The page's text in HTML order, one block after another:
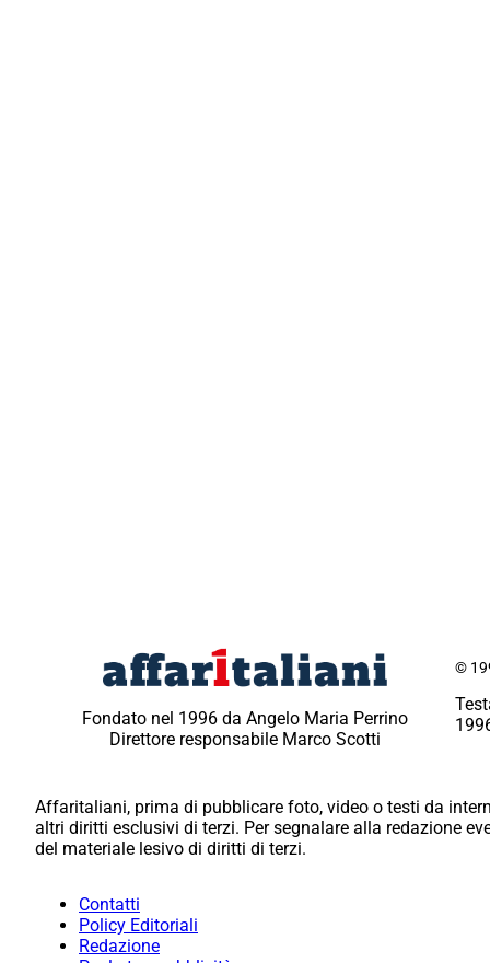
Fondato nel 1996 da Angelo Maria Perrino
Direttore responsabile Marco Scotti
©
Affaritaliani, prima di pubblicare foto, video o testi da
altri diritti esclusivi di terzi. Per segnalare alla redazione
del materiale lesivo di diritti di terzi.
Contatti
Policy Editoriali
Redazione